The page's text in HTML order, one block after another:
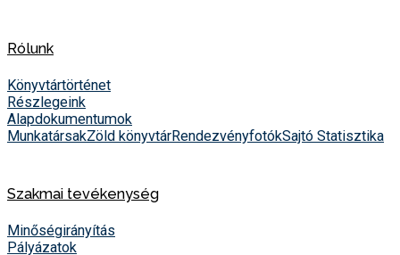
Rólunk
Könyvtártörténet
Részlegeink
Alapdokumentumok
MunkatársakZöld könyvtárRendezvényfotókSajtó Statisztika
Szakmai tevékenység
Minőségirányítás
Pályázatok